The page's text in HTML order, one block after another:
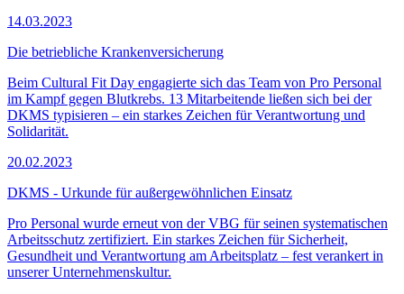
14.03.2023
Die betriebliche Krankenversicherung
Beim Cultural Fit Day engagierte sich das Team von Pro Personal
im Kampf gegen Blutkrebs. 13 Mitarbeitende ließen sich bei der
DKMS typisieren – ein starkes Zeichen für Verantwortung und
Solidarität.
20.02.2023
DKMS - Urkunde für außergewöhnlichen Einsatz
Pro Personal wurde erneut von der VBG für seinen systematischen
Arbeitsschutz zertifiziert. Ein starkes Zeichen für Sicherheit,
Gesundheit und Verantwortung am Arbeitsplatz – fest verankert in
unserer Unternehmenskultur.